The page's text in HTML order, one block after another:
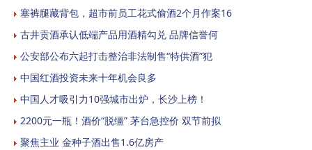
塞裤腿藏背包，超市前员工花式偷酒2个月作案16
古井贡酒承认低端产品用酒精勾兑 品牌信誉何
公安部公布六起打击整治非法制售“特供酒”犯
中国红酒投资未来十年机会良多
中国人才吸引力10强城市出炉，长沙上榜！
2200元一瓶！酒价“脱缰” 茅台急控价 双节前拟
聚焦主业 金种子酒出售1.6亿房产